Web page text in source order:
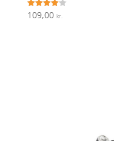
Vurderet
4.1
109,00 kr.